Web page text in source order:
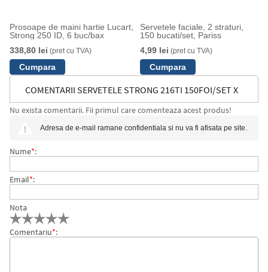
Prosoape de maini hartie Lucart,
Strong 250 ID, 6 buc/bax
338,80 lei (pret cu TVA)
Servetele faciale, 2 straturi,
150 bucati/set, Pariss
4,99 lei (pret cu TVA)
COMENTARII SERVETELE STRONG 216TI 150FOI/SET X
40SET/BAX + CADOU DISPENSER MASA LUCART L-ONE
Nu exista comentarii. Fii primul care comenteaza acest produs!
Adresa de e-mail ramane confidentiala si nu va fi afisata pe site.
Nume*:
Email*:
Nota
Comentariu*: